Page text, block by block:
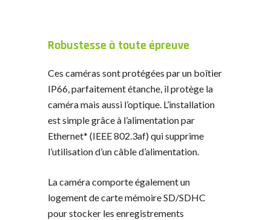
Robustesse à toute épreuve
Ces caméras sont protégées par un boîtier
IP66, parfaitement étanche, il protège la
caméra mais aussi l’optique. L’installation
est simple grâce à l’alimentation par
Ethernet* (IEEE 802.3af) qui supprime
l’utilisation d’un câble d’alimentation.
La caméra comporte également un
logement de carte mémoire SD/SDHC
pour stocker les enregistrements